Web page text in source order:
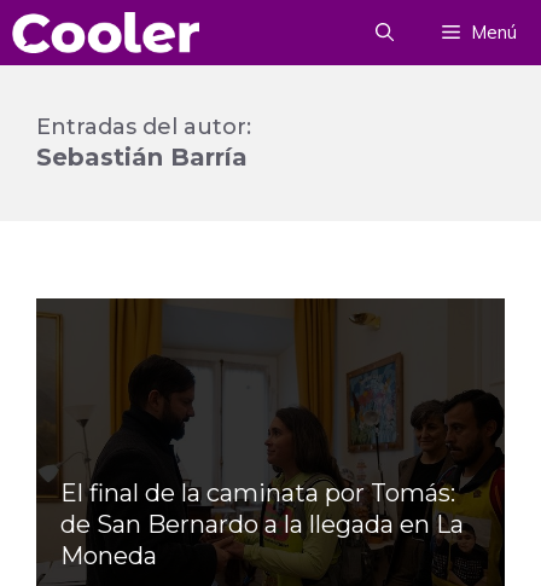
Saltar
al
Menú
Entradas del autor:
Sebastián Barría
El final de la caminata por Tomás:
de San Bernardo a la llegada en La
Moneda